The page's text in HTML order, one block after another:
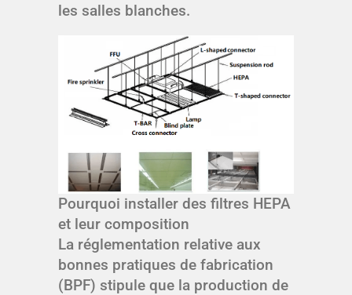
les salles blanches.
Pourquoi installer des filtres HEPA
et leur composition
La réglementation relative aux
bonnes pratiques de fabrication
(BPF) stipule que la production de